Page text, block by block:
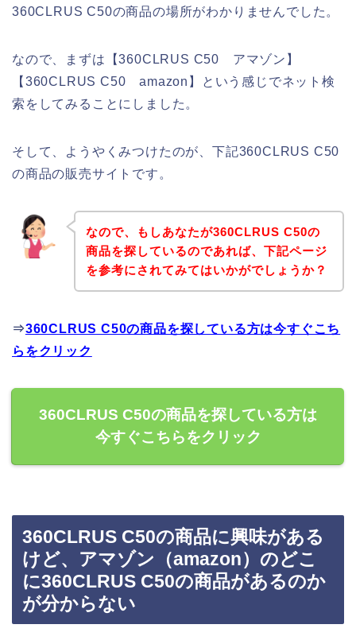
360CLRUS C50の商品の場所がわかりませんでした。
なので、まずは【360CLRUS C50 アマゾン】
【360CLRUS C50 amazon】という感じでネット検
索をしてみることにしました。
そして、ようやくみつけたのが、下記360CLRUS C50
の商品の販売サイトです。
なので、もしあなたが360CLRUS C50の
商品を探しているのであれば、下記ページ
を参考にされてみてはいかがでしょうか？
⇒360CLRUS C50の商品を探している方は今すぐこち
らをクリック
360CLRUS C50の商品を探している方は
今すぐこちらをクリック
360CLRUS C50の商品に興味がある
けど、アマゾン（amazon）のどこ
に360CLRUS C50の商品があるのか
が分からない